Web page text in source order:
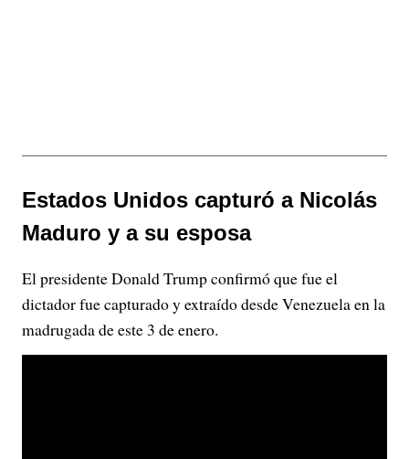
Estados Unidos capturó a Nicolás
Maduro y a su esposa
El presidente Donald Trump confirmó que fue el
dictador fue capturado y extraído desde Venezuela en la
madrugada de este 3 de enero.